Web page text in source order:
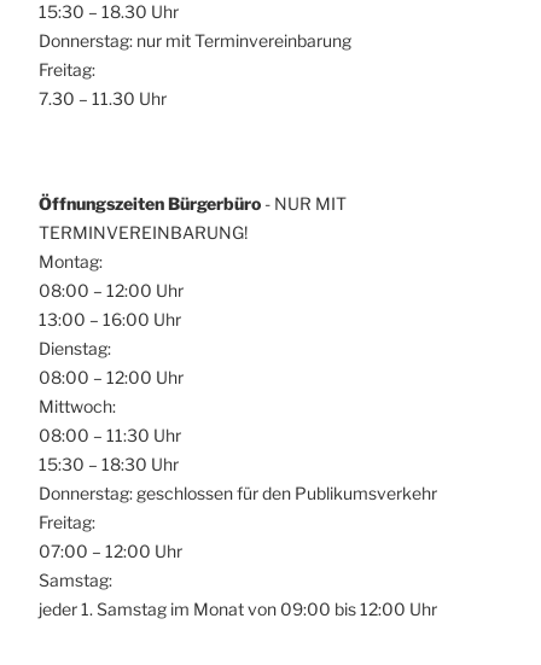
15:30 – 18.30 Uhr
Donnerstag: nur mit Terminvereinbarung
Freitag:
7.30 – 11.30 Uhr
Öffnungszeiten Bürgerbüro - NUR MIT
TERMINVEREINBARUNG!
Montag:
08:00 – 12:00 Uhr
13:00 – 16:00 Uhr
Dienstag:
08:00 – 12:00 Uhr
Mittwoch:
08:00 – 11:30 Uhr
15:30 – 18:30 Uhr
Donnerstag: geschlossen für den Publikumsverkehr
Freitag:
07:00 – 12:00 Uhr
Samstag:
jeder 1. Samstag im Monat von 09:00 bis 12:00 Uhr